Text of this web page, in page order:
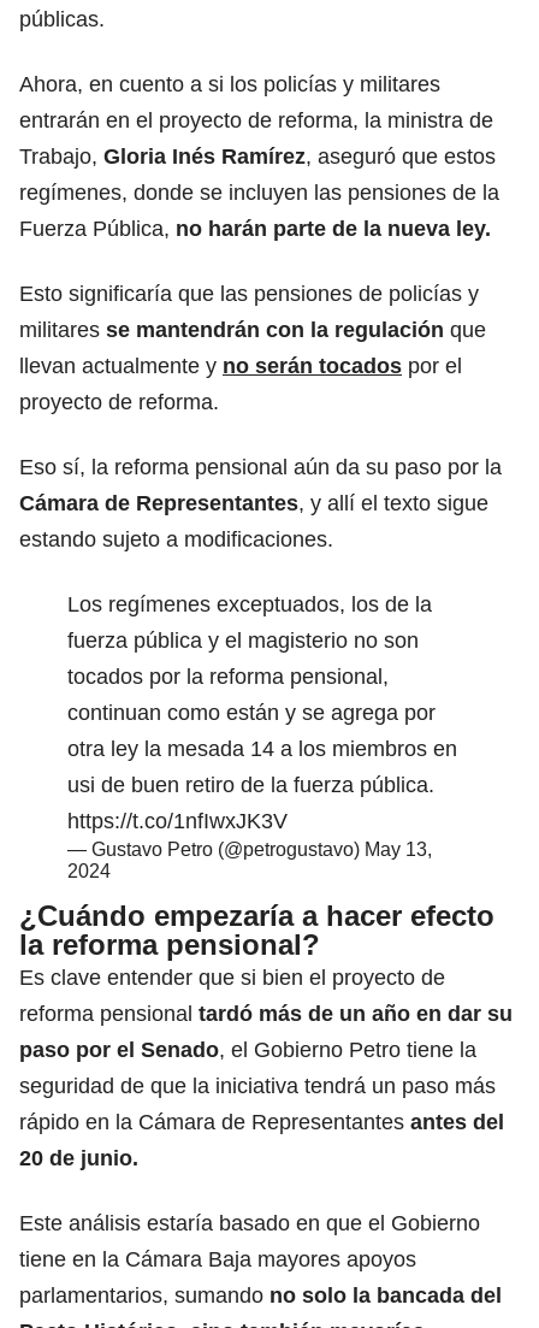
públicas.
Ahora, en cuento a si los policías y militares
entrarán en el proyecto de reforma, la ministra de
Trabajo, Gloria Inés Ramírez, aseguró que estos
regímenes, donde se incluyen las pensiones de la
Fuerza Pública, no harán parte de la nueva ley.
Esto significaría que las pensiones de policías y
militares se mantendrán con la regulación que
llevan actualmente y no serán tocados por el
proyecto de reforma.
Eso sí, la reforma pensional aún da su paso por la
Cámara de Representantes, y allí el texto sigue
estando sujeto a modificaciones.
Los regímenes exceptuados, los de la
fuerza pública y el magisterio no son
tocados por la reforma pensional,
continuan como están y se agrega por
otra ley la mesada 14 a los miembros en
usi de buen retiro de la fuerza pública.
https://t.co/1nfIwxJK3V
— Gustavo Petro (@petrogustavo) May 13,
2024
¿Cuándo empezaría a hacer efecto
la reforma pensional?
Es clave entender que si bien el proyecto de
reforma pensional tardó más de un año en dar su
paso por el Senado, el Gobierno Petro tiene la
seguridad de que la iniciativa tendrá un paso más
rápido en la Cámara de Representantes antes del
20 de junio.
Este análisis estaría basado en que el Gobierno
tiene en la Cámara Baja mayores apoyos
parlamentarios, sumando no solo la bancada del